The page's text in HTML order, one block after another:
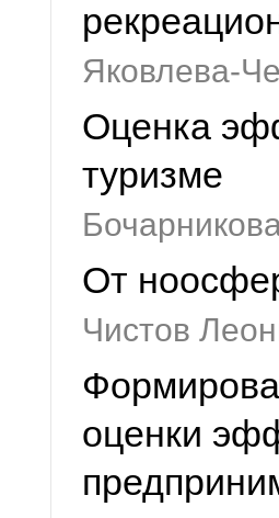
Яковлева-
Оценка
туризме
От
Чистов
оценки